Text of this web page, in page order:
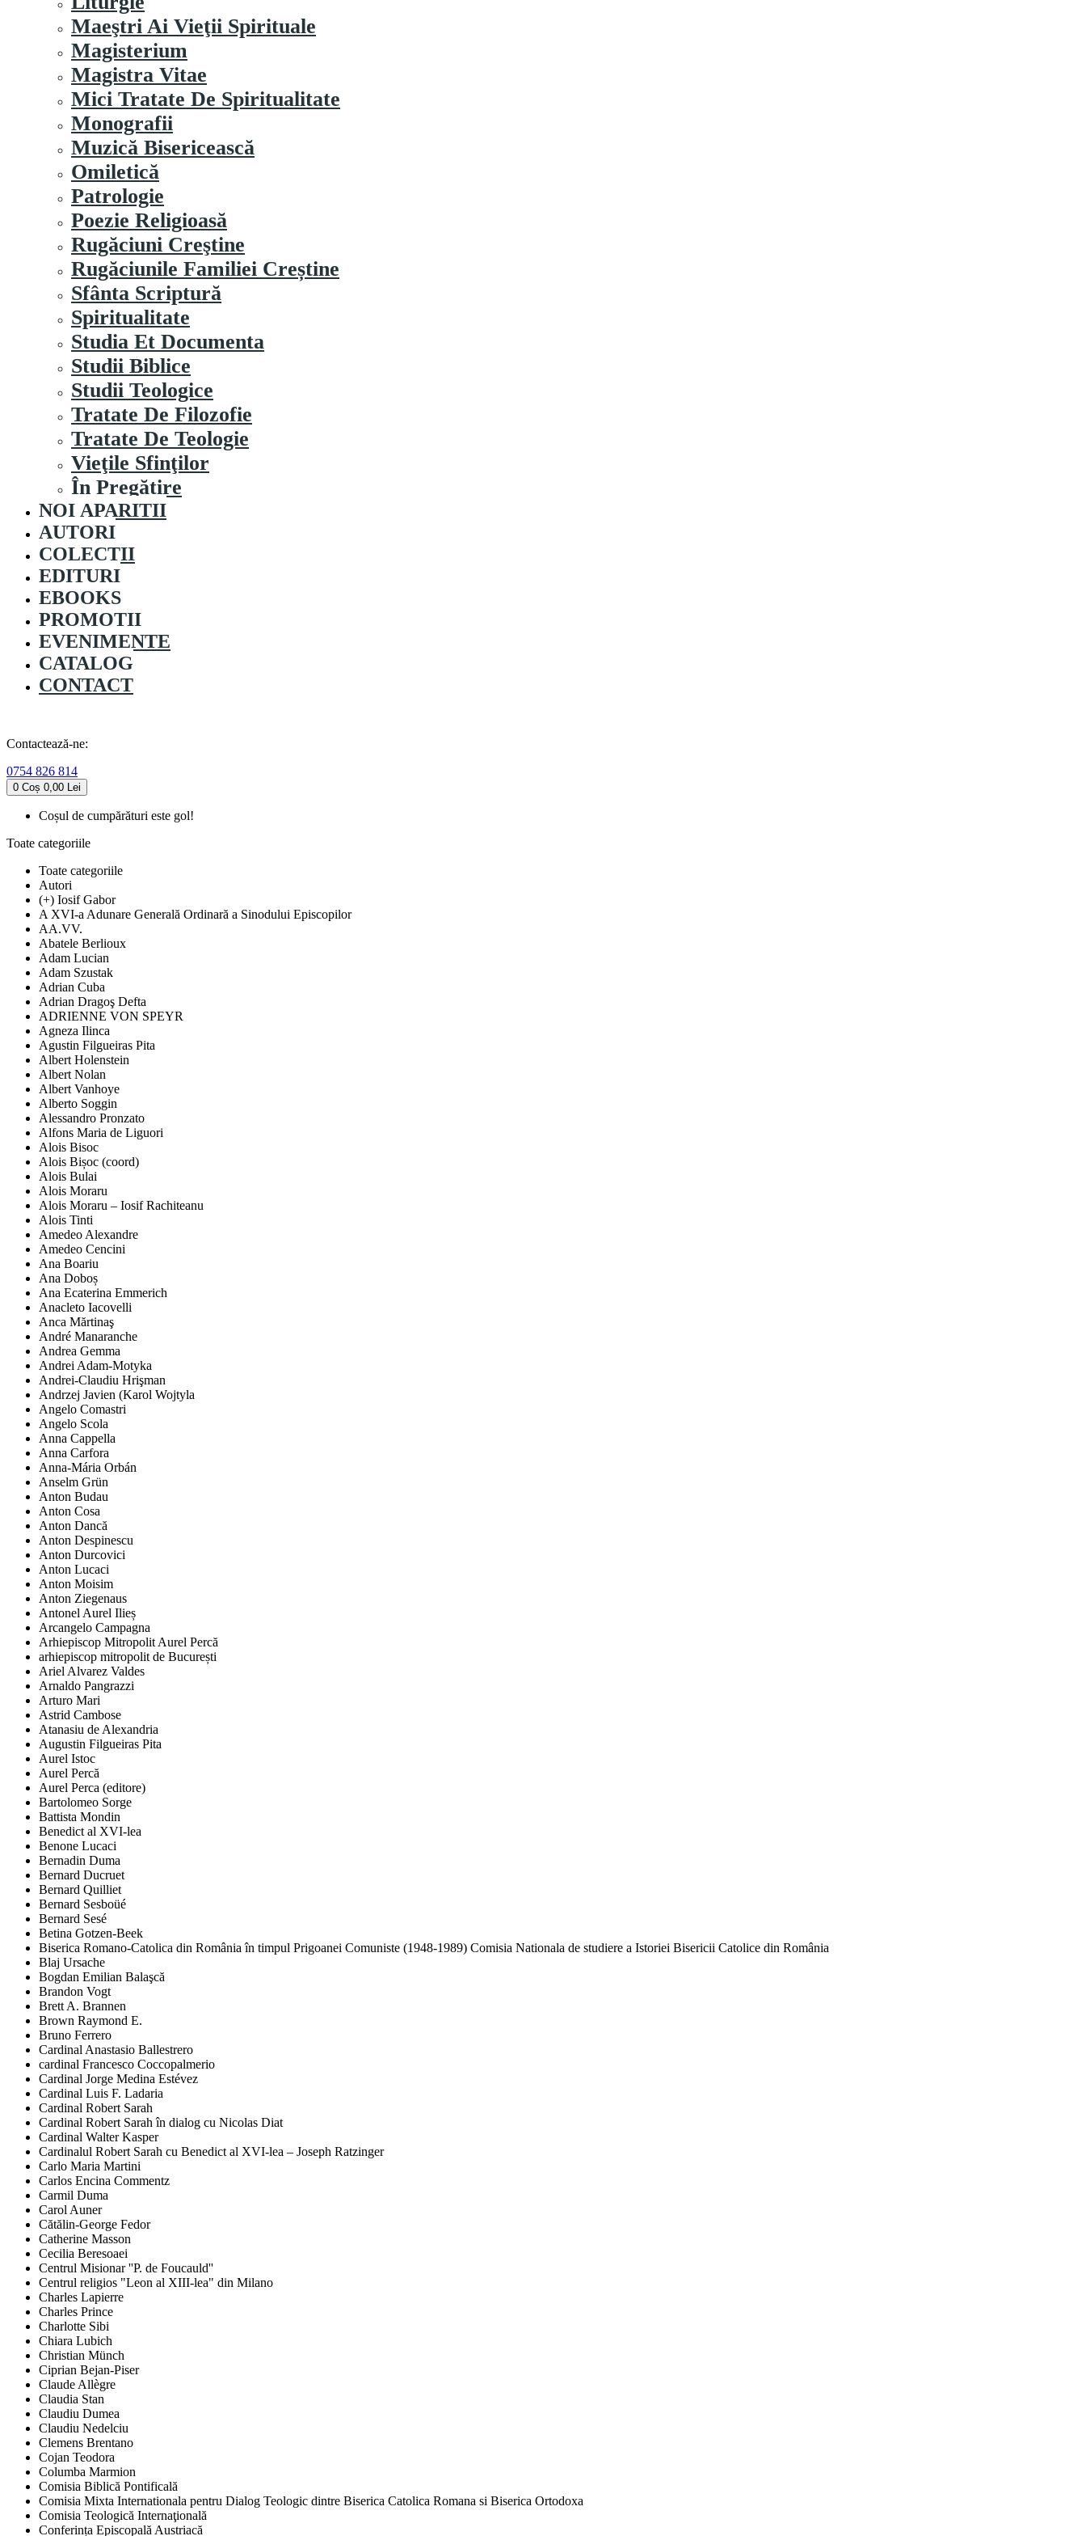
Maeştri Ai Vieţii Spirituale
Magisterium
Magistra Vitae
Mici Tratate De Spiritualitate
Monografii
Muzică Bisericească
Omiletică
Patrologie
Poezie Religioasă
Rugăciuni Creştine
Rugăciunile Familiei Creștine
Sfânta Scriptură
Spiritualitate
Studia Et Documenta
Studii Biblice
Studii Teologice
Tratate De Filozofie
Tratate De Teologie
Vieţile Sfinţilor
În Pregătire
NOI APARITII
AUTORI
COLECȚII
EDITURI
EBOOKS
PROMOȚII
EVENIMENTE
CATALOG
CONTACT
Contactează-ne:
0754 826 814
0 Coș 0,00 Lei
Coșul de cumpărături este gol!
Toate categoriile
Toate categoriile
Autori
(+) Iosif Gabor
A XVI-a Adunare Generală Ordinară a Sinodului Episcopilor
AA.VV.
Abatele Berlioux
Adam Lucian
Adam Szustak
Adrian Cuba
Adrian Dragoş Defta
ADRIENNE VON SPEYR
Agneza Ilinca
Agustin Filgueiras Pita
Albert Holenstein
Albert Nolan
Albert Vanhoye
Alberto Soggin
Alessandro Pronzato
Alfons Maria de Liguori
Alois Bisoc
Alois Bișoc (coord)
Alois Bulai
Alois Moraru
Alois Moraru – Iosif Rachiteanu
Alois Tinti
Amedeo Alexandre
Amedeo Cencini
Ana Boariu
Ana Doboș
Ana Ecaterina Emmerich
Anacleto Iacovelli
Anca Mărtinaş
André Manaranche
Andrea Gemma
Andrei Adam-Motyka
Andrei-Claudiu Hrişman
Andrzej Javien (Karol Wojtyla
Angelo Comastri
Angelo Scola
Anna Cappella
Anna Carfora
Anna-Mária Orbán
Anselm Grün
Anton Budau
Anton Cosa
Anton Dancă
Anton Despinescu
Anton Durcovici
Anton Lucaci
Anton Moisim
Anton Ziegenaus
Antonel Aurel Ilieș
Arcangelo Campagna
Arhiepiscop Mitropolit Aurel Percă
arhiepiscop mitropolit de București
Ariel Alvarez Valdes
Arnaldo Pangrazzi
Arturo Mari
Astrid Cambose
Atanasiu de Alexandria
Augustin Filgueiras Pita
Aurel Istoc
Aurel Percă
Aurel Perca (editore)
Bartolomeo Sorge
Battista Mondin
Benedict al XVI-lea
Benone Lucaci
Bernadin Duma
Bernard Ducruet
Bernard Quilliet
Bernard Sesboüé
Bernard Sesé
Betina Gotzen-Beek
Biserica Romano-Catolica din România în timpul Prigoanei Comuniste (1948-1989) Comisia Nationala de studiere a Istoriei Bisericii Catolice din România
Blaj Ursache
Bogdan Emilian Balaşcă
Brandon Vogt
Brett A. Brannen
Brown Raymond E.
Bruno Ferrero
Cardinal Anastasio Ballestrero
cardinal Francesco Coccopalmerio
Cardinal Jorge Medina Estévez
Cardinal Luis F. Ladaria
Cardinal Robert Sarah
Cardinal Robert Sarah în dialog cu Nicolas Diat
Cardinal Walter Kasper
Cardinalul Robert Sarah cu Benedict al XVI-lea – Joseph Ratzinger
Carlo Maria Martini
Carlos Encina Commentz
Carmil Duma
Carol Auner
Cătălin-George Fedor
Catherine Masson
Cecilia Beresoaei
Centrul Misionar ''P. de Foucauld''
Centrul religios "Leon al XIII-lea" din Milano
Charles Lapierre
Charles Prince
Charlotte Sibi
Chiara Lubich
Christian Münch
Ciprian Bejan-Piser
Claude Allègre
Claudia Stan
Claudiu Dumea
Claudiu Nedelciu
Clemens Brentano
Cojan Teodora
Columba Marmion
Comisia Biblică Pontificală
Comisia Mixta Internationala pentru Dialog Teologic dintre Biserica Catolica Romana si Biserica Ortodoxa
Comisia Teologică Internaţională
Conferința Episcopală Austriacă